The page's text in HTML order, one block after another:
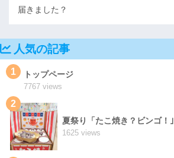
届きました？
人気の記事
1 トップページ
7767 views
2
夏祭り「たこ焼き？ビンゴ！｣
1625 views